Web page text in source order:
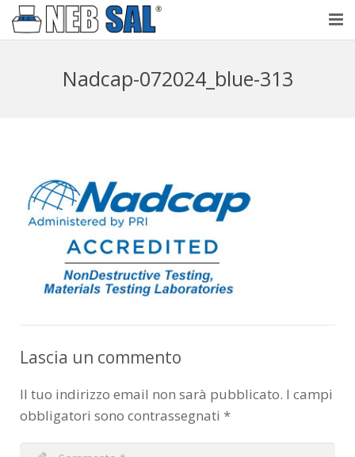
Perché Nebbia salina
Testimonianze
Nadcap-072024_blue-313
Lascia un commento
Il tuo indirizzo email non sarà pubblicato. I campi
obbligatori sono contrassegnati *